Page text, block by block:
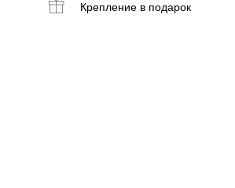
Креплениев подарок